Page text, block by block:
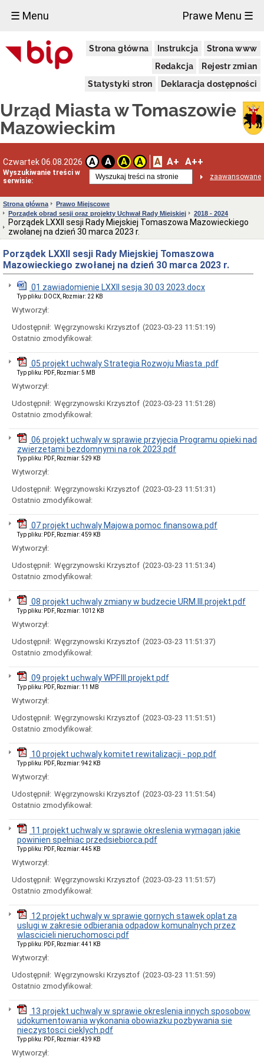
☰ Menu Prawe Menu ☰
Strona główna Instrukcja
Strona www
Redakcja
Rejestr zmian
Statystyki stron
Deklaracja dostępności
Urząd Miasta w Tomaszowie
Mazowieckim
Czwartek 06.08.2026 A A A A A A+ A++
Wyszukiwanie treści w
serwisie:
zaawansowane
Miasto
Pieczęcie
Granice
miasta
Statut
Miasta
Władze
Miasta
Prezydent
zastępcy
Rada
Miejska
2024-
Prezydium
Rady
Miejskiej
Dyżury
Biurze
Miejskiej
Składy
komisji
stałych
Rady
Miejskiej
Interpelacje
zapytania
radnych
Transmisje
sesji
Imienne
wykazy
głosowań
uchwał
Harmonogram
prac
Rady
Miejskiej
Rada
Miejska
2018-
2023
Rada
Miejska
2014-
Młodzieżowa
Rada
Miasta
Rada
Miejska
2010-
Rada
Miejska
2006-
2010
Urząd
Miasta
numeru
PESEL
obywatelom
UKRAINY
номера
PESEL
біженців
з
України
Ogłoszenia
obwieszczenia
w
2026
roku
Ogłoszenia
obwieszczenia
2025
roku
Strona główna
Prawo Miejscowe
Porządek obrad sesji oraz projekty Uchwał Rady Miejskiej
2018 - 2024
Porządek LXXII sesji Rady Miejskiej Tomaszowa Mazowieckiego
zwołanej na dzień 30 marca 2023 r.
Porządek LXXII sesji Rady Miejskiej Tomaszowa
Mazowieckiego zwołanej na dzień 30 marca 2023 r.
01 zawiadomienie LXXII sesja 30 03 2023.docx
Typ pliku: DOCX, Rozmiar: 22 KB
Wytworzył:
Udostępnił: Węgrzynowski Krzysztof (2023-03-23 11:51:19)
Ostatnio zmodyfikował:
05 projekt uchwaly Strategia Rozwoju Miasta .pdf
Typ pliku: PDF, Rozmiar: 5 MB
Wytworzył:
Udostępnił: Węgrzynowski Krzysztof (2023-03-23 11:51:28)
Ostatnio zmodyfikował:
06 projekt uchwaly w sprawie przyjecia Programu opieki nad
zwierzetami bezdomnymi na rok 2023.pdf
Typ pliku: PDF, Rozmiar: 529 KB
Wytworzył:
Udostępnił: Węgrzynowski Krzysztof (2023-03-23 11:51:31)
Ostatnio zmodyfikował:
07 projekt uchwaly Majowa pomoc finansowa.pdf
Typ pliku: PDF, Rozmiar: 459 KB
Wytworzył:
Udostępnił: Węgrzynowski Krzysztof (2023-03-23 11:51:34)
Ostatnio zmodyfikował:
08 projekt uchwaly zmiany w budzecie URM.III.projekt.pdf
Typ pliku: PDF, Rozmiar: 1012 KB
Wytworzył:
Udostępnił: Węgrzynowski Krzysztof (2023-03-23 11:51:37)
Ostatnio zmodyfikował:
09 projekt uchwaly WPF.III.projekt.pdf
Typ pliku: PDF, Rozmiar: 11 MB
Wytworzył:
Udostępnił: Węgrzynowski Krzysztof (2023-03-23 11:51:51)
Ostatnio zmodyfikował:
10 projekt uchwaly komitet rewitalizacji - pop.pdf
Typ pliku: PDF, Rozmiar: 942 KB
Wytworzył:
Udostępnił: Węgrzynowski Krzysztof (2023-03-23 11:51:54)
Ostatnio zmodyfikował:
11 projekt uchwaly w sprawie okreslenia wymagan jakie
powinien spełniac przedsiebiorca.pdf
Typ pliku: PDF, Rozmiar: 445 KB
Wytworzył:
Udostępnił: Węgrzynowski Krzysztof (2023-03-23 11:51:57)
Ostatnio zmodyfikował:
12 projekt uchwaly w sprawie gornych stawek oplat za
uslugi w zakresie odbierania odpadow komunalnych przez
wlascicieli nieruchomosci.pdf
Typ pliku: PDF, Rozmiar: 441 KB
Wytworzył:
Udostępnił: Węgrzynowski Krzysztof (2023-03-23 11:51:59)
Ostatnio zmodyfikował:
13 projekt uchwaly w sprawie okreslenia innych sposobow
udokumentowania wykonania obowiazku pozbywania sie
nieczystosci cieklych.pdf
Typ pliku: PDF, Rozmiar: 439 KB
Wytworzył:
×